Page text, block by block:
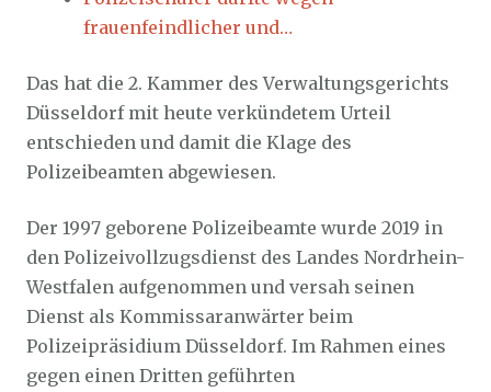
frauenfeindlicher und…
Das hat die 2. Kammer des Verwaltungsgerichts
Düsseldorf mit heute verkündetem Urteil
entschieden und damit die Klage des
Polizeibeamten abgewiesen.
Der 1997 geborene Polizeibeamte wurde 2019 in
den Polizeivollzugsdienst des Landes Nordrhein-
Westfalen aufgenommen und versah seinen
Dienst als Kommissaranwärter beim
Polizeipräsidium Düsseldorf. Im Rahmen eines
gegen einen Dritten geführten